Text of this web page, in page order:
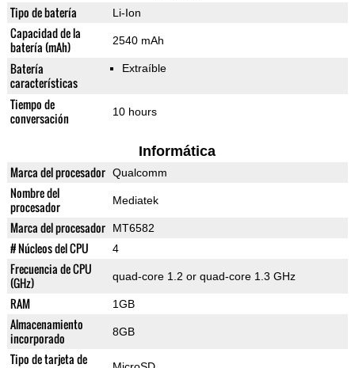
Tipo de batería Li-Ion
Capacidad de la
batería (mAh)
2540 mAh
Batería
características
Extraíble
Tiempo de
conversación
10 hours
Informática
Marca del procesador Qualcomm
Nombre del
procesador
Mediatek
Marca del procesador MT6582
# Núcleos del CPU 4
Frecuencia de CPU
(GHz)
quad-core 1.2 or quad-core 1.3 GHz
RAM 1GB
Almacenamiento
incorporado
8GB
Tipo de tarjeta de